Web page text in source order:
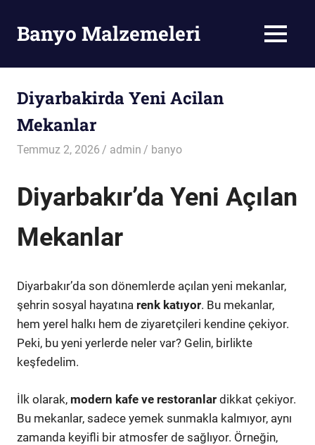
contentBanyo Malzemeleri MENU
Diyarbakirda Yeni Acilan
Mekanlar
Temmuz 2, 2026 admin banyo
Diyarbakır’da Yeni Açılan
Mekanlar
Diyarbakır’da son dönemlerde açılan yeni mekanlar,
şehrin sosyal hayatına renk katıyor. Bu mekanlar,
hem yerel halkı hem de ziyaretçileri kendine çekiyor.
Peki, bu yeni yerlerde neler var? Gelin, birlikte
keşfedelim.
İlk olarak, modern kafe ve restoranlar dikkat çekiyor.
Bu mekanlar, sadece yemek sunmakla kalmıyor, aynı
zamanda keyifli bir atmosfer de sağlıyor. Örneğin,